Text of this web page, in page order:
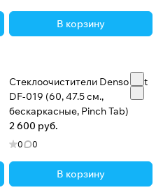
В корзину
Стеклоочистители Denso Flat
DF-019 (60, 47.5 см.,
бескаркасные, Pinch Tab)
2 600 руб.
0 0
В корзину